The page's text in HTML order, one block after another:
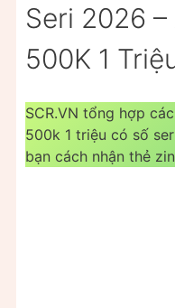
Seri 2026 –
500K 1
SCR.VN tổng hợp
500k 1 triệu có số
bạn cách nhận thẻ